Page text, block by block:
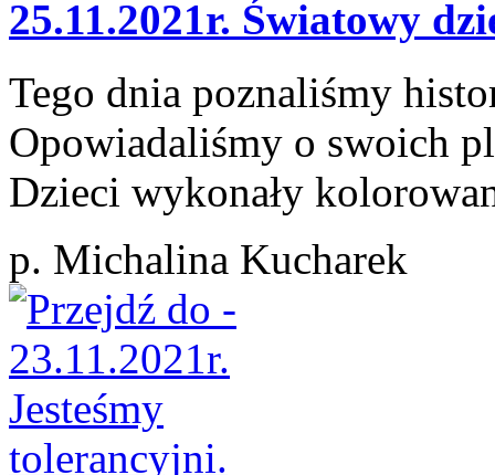
25.11.2021r. Światowy
Tego dnia poznaliśmy
Opowiadaliśmy o swoich
Dzieci wykonały
p. Michalina Kucharek